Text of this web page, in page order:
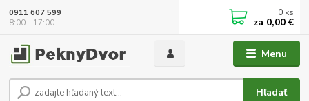
Menu
Hľadať
0911 607 599
8:00 - 17:00
0 ks
za 0,00 €